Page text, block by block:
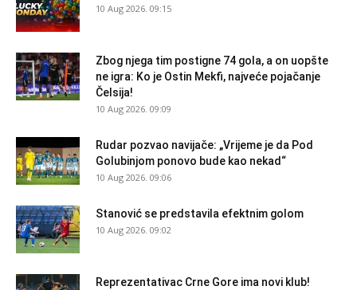
10 Aug 2026. 09:15
Zbog njega tim postigne 74 gola, a on uopšte
ne igra: Ko je Ostin Mekfi, najveće pojačanje
Čelsija!
10 Aug 2026. 09:09
Rudar pozvao navijače: „Vrijeme je da Pod
Golubinjom ponovo bude kao nekad“
10 Aug 2026. 09:06
Stanović se predstavila efektnim golom
10 Aug 2026. 09:02
Reprezentativac Crne Gore ima novi klub!